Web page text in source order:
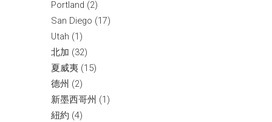
Portland (2)
San Diego (17)
Utah (1)
北加 (32)
夏威夷 (15)
德州 (2)
新墨西哥州 (1)
紐約 (4)